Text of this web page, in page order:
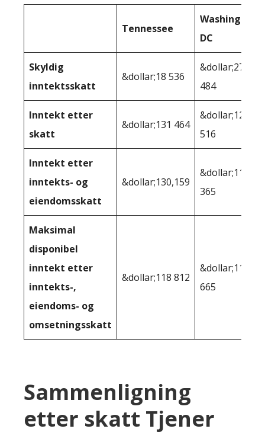
Tennessee
Washington
DC
Skyldig
inntektsskatt
&dollar;18 536
&dollar;27
484
Inntekt etter
skatt
&dollar;131 464
&dollar;122
516
Inntekt etter
inntekts- og
eiendomsskatt
&dollar;130,159
&dollar;118
365
Maksimal
disponibel
inntekt etter
inntekts-,
eiendoms- og
omsetningsskatt
&dollar;118 812
&dollar;111
665
Sammenligning
etter skatt Tjener